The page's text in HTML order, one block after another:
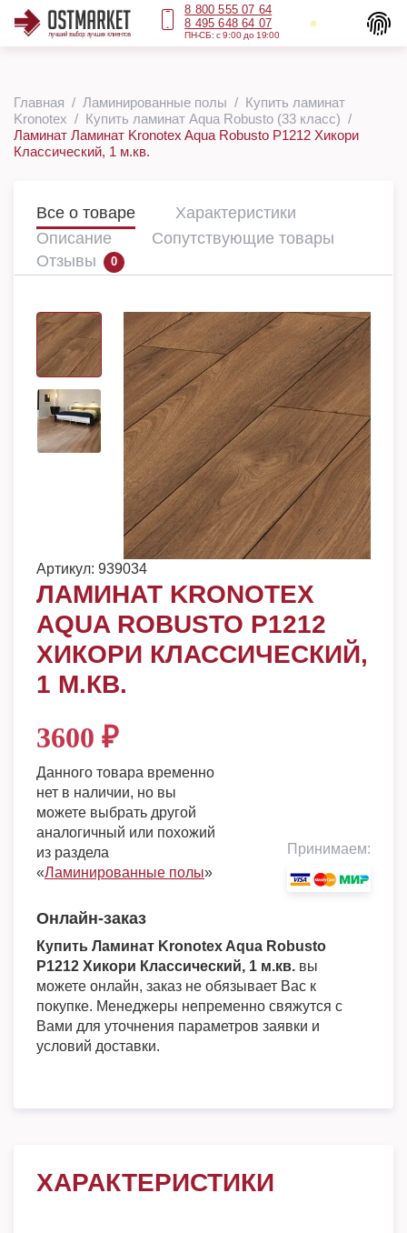
8 800 555 07 64
8 495 648 64 07
ПН-СБ: с 9:00 до 19:00
Главная Ламинированные полы
Купить ламинат
Kronotex
Купить ламинат Aqua Robusto (33 класс)
Ламинат Ламинат Kronotex Aqua Robusto P1212 Хикори
Классический, 1 м.кв.
Все о товаре
Характеристики
Описание
Сопутствующие товары
Отзывы
0
Артикул: 939034
ЛАМИНАТ KRONOTEX
AQUA ROBUSTO P1212
ХИКОРИ КЛАССИЧЕСКИЙ,
1 М.КВ.
3600 ₽
Данного товара временно
нет в наличии, но вы
можете выбрать другой
аналогичный или похожий
из раздела
«Ламинированные полы»
Принимаем:
Онлайн-заказ
Купить Ламинат Kronotex Aqua Robusto
P1212 Хикори Классический, 1 м.кв. вы
можете онлайн, заказ не обязывает Вас к
покупке. Менеджеры непременно свяжутся с
Вами для уточнения параметров заявки и
условий доставки.
ХАРАКТЕРИСТИКИ